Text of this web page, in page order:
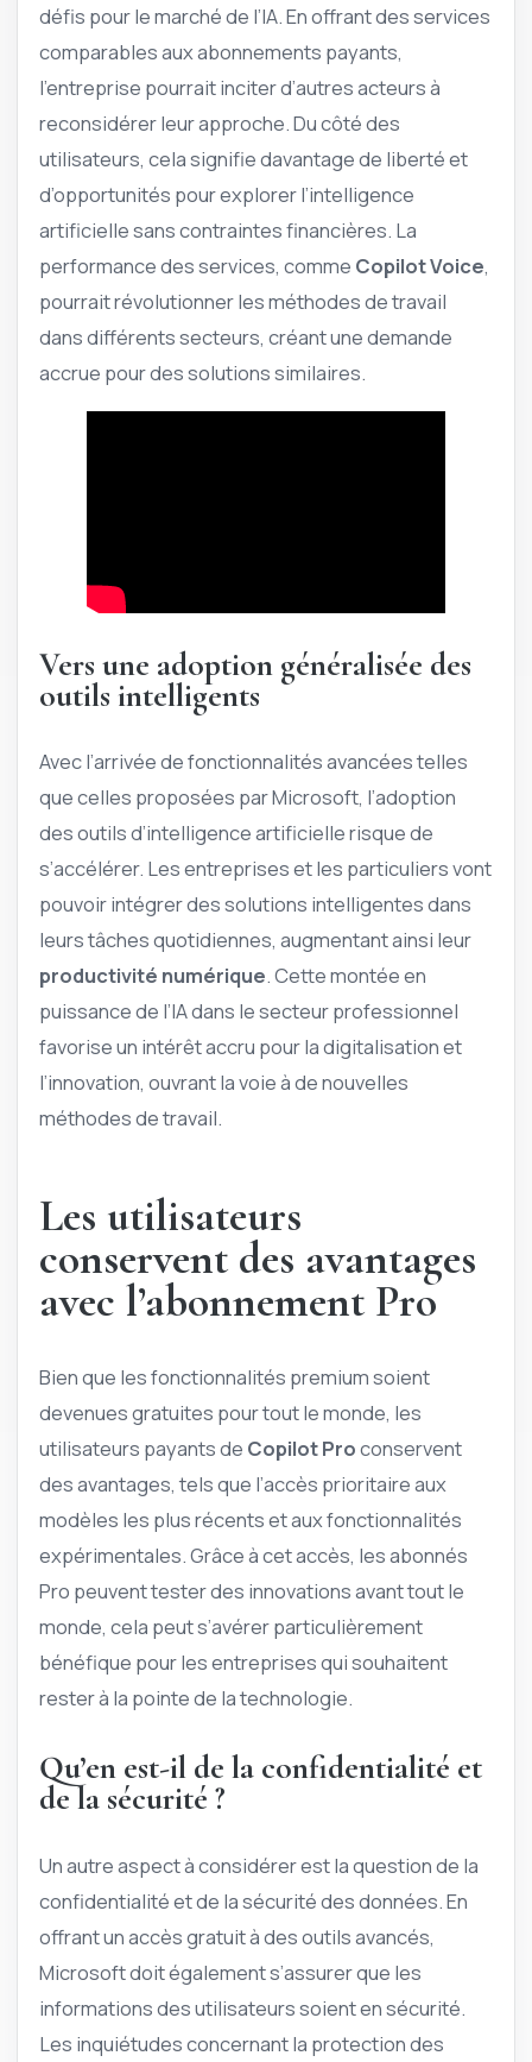
défis pour le marché de l’IA. En offrant des services
comparables aux abonnements payants,
l’entreprise pourrait inciter d’autres acteurs à
reconsidérer leur approche. Du côté des
utilisateurs, cela signifie davantage de liberté et
d’opportunités pour explorer l’intelligence
artificielle sans contraintes financières. La
performance des services, comme Copilot Voice,
pourrait révolutionner les méthodes de travail
dans différents secteurs, créant une demande
accrue pour des solutions similaires.
Vers une adoption généralisée des
outils intelligents
Avec l’arrivée de fonctionnalités avancées telles
que celles proposées par Microsoft, l’adoption
des outils d’intelligence artificielle risque de
s’accélérer. Les entreprises et les particuliers vont
pouvoir intégrer des solutions intelligentes dans
leurs tâches quotidiennes, augmentant ainsi leur
productivité numérique. Cette montée en
puissance de l’IA dans le secteur professionnel
favorise un intérêt accru pour la digitalisation et
l’innovation, ouvrant la voie à de nouvelles
méthodes de travail.
Les utilisateurs
conservent des avantages
avec l’abonnement Pro
Bien que les fonctionnalités premium soient
devenues gratuites pour tout le monde, les
utilisateurs payants de Copilot Proconservent
des avantages, tels que l’accès prioritaire aux
modèles les plus récents et aux fonctionnalités
expérimentales. Grâce à cet accès, les abonnés
Pro peuvent tester des innovations avant tout le
monde, cela peut s’avérer particulièrement
bénéfique pour les entreprises qui souhaitent
rester à la pointe de la technologie.
Qu’en est-il de la confidentialité et
de la sécurité ?
Un autre aspect à considérer est la question de la
confidentialité et de la sécurité des données. En
offrant un accès gratuit à des outils avancés,
Microsoft doit également s’assurer que les
informations des utilisateurs soient en sécurité.
Les inquiétudes concernant la protection des